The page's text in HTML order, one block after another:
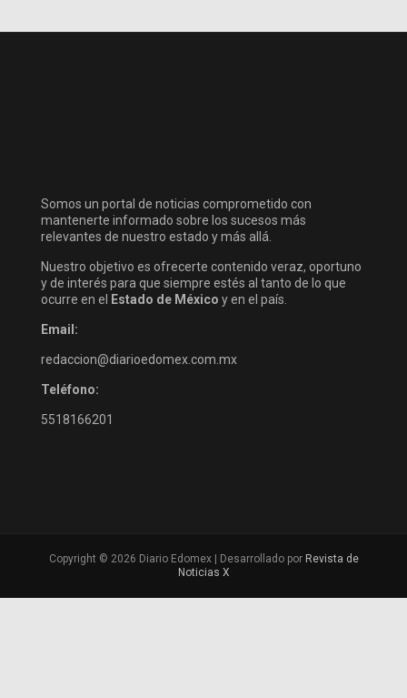
Somos un portal de noticias comprometido con
mantenerte informado sobre los sucesos más
relevantes de nuestro estado y más allá.
Nuestro objetivo es ofrecerte contenido veraz, oportuno
y de interés para que siempre estés al tanto de lo que
ocurre en el
Estado de México y en el país.
Email:
redaccion@diarioedomex.com.mx
Teléfono:
5518166201
Copyright © 2026 Diario Edomex | Desarrollado por Revista de
Noticias X